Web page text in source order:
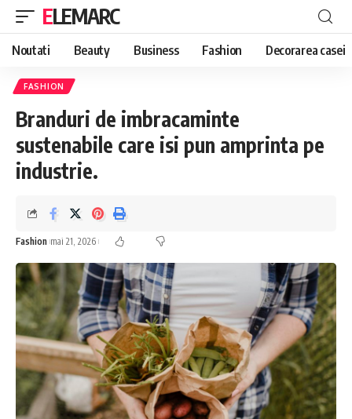
ELEMARC
Noutati Beauty Business Fashion Decorarea casei
FASHION
Branduri de imbracaminte
sustenabile care isi pun amprinta pe
industrie.
Fashion mai 21, 2026